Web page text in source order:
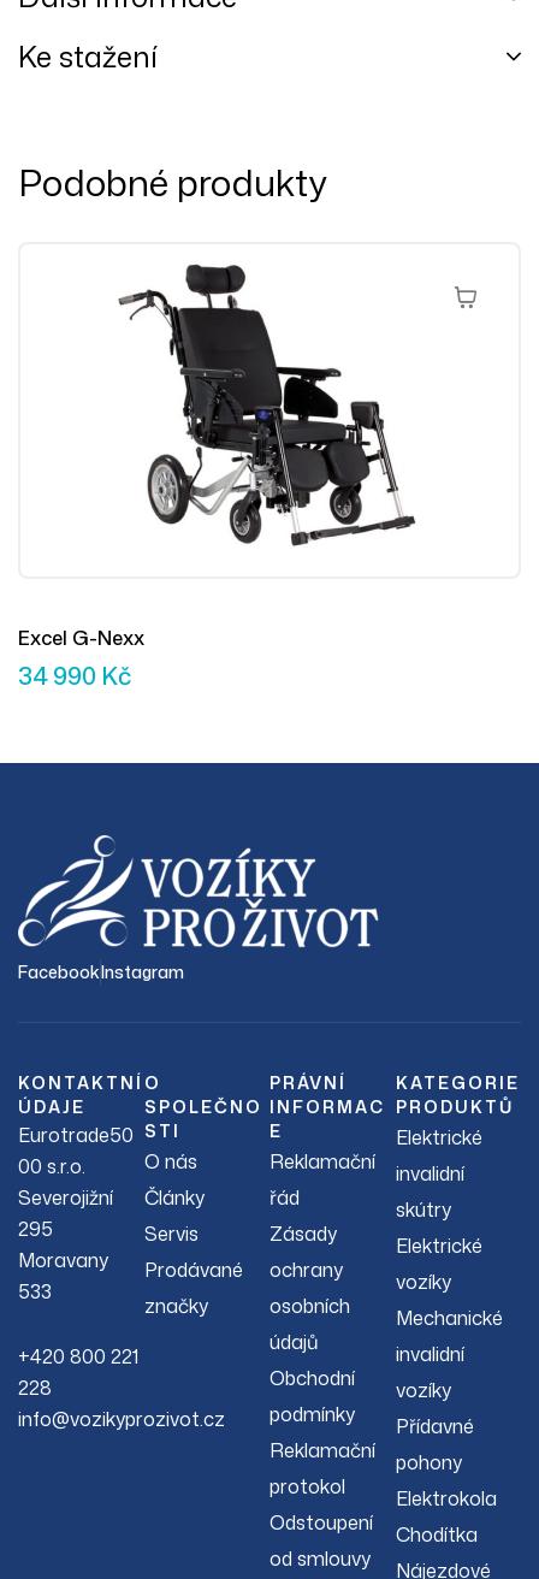
Ke stažení
Podobné produkty
Výběr
Excel G-Nexx
34 990 Kč
FacebookInstagram
KONTAKTNÍ
ÚDAJE
Eurotrade50
00 s.r.o.
Severojižní
295
Moravany
533
+420 800 221
228
info@vozikyprozivot.cz
O
SPOLEČNO
STI
O nás
Články
Servis
Prodávané
značky
PRÁVNÍ
INFORMAC
E
Reklamační
řád
Zásady
ochrany
osobních
údajů
Obchodní
podmínky
Reklamační
protokol
Odstoupení
od smlouvy
KATEGORIE
PRODUKTŮ
Elektrické
invalidní
skútry
Elektrické
vozíky
Mechanické
invalidní
vozíky
Přídavné
pohony
Elektrokola
Chodítka
Nájezdové